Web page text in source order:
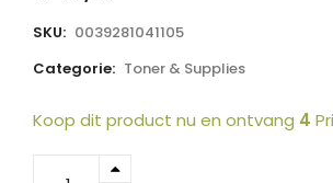
SKU: 0039281041105
Categorie: Toner & Supplies
Koop dit product nu en ontvang 4